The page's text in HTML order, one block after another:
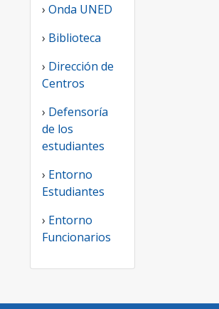
› Onda UNED
› Biblioteca
› Dirección de
Centros
› Defensoría
de los
estudiantes
› Entorno
Estudiantes
› Entorno
Funcionarios